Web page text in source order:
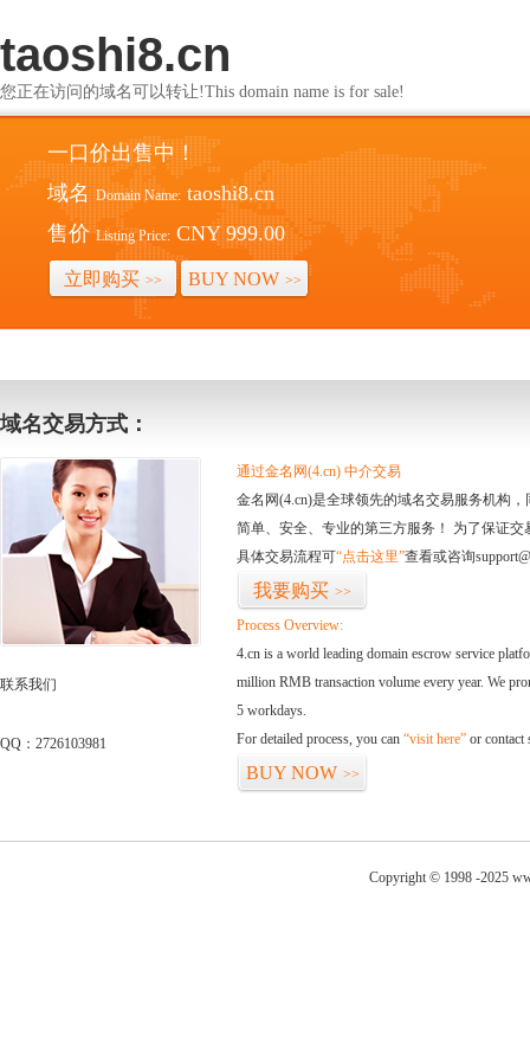
taoshi8.cn
您正在访问的域名可以转让!This domain name is for sale!
一口价出售中！
域名 Domain Name: taoshi8.cn
售价 Listing Price: CNY 999.00
立即购买 >> BUY NOW >>
域名交易方式：
联系我们
QQ：2726103981
通过金名网(4.cn) 中介交易
金名网(4.cn)是全球领先的域名交易服务机构
简单、安全、专业的第三方服务！ 为了保证
具体交易流程可“点击这里”查看或咨询
我要购买 >>
Process Overview:
4.cn is a world leading domain escrow service
million RMB transaction volume every year. We
5 workdays.
For detailed process, you can “visit here” or contact
BUY NOW >>
Copyright © 1998 -2025